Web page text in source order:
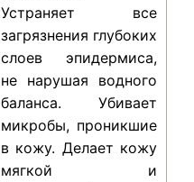
Устраняет все
загрязнения глубоких
слоев эпидермиса,
не нарушая водного
баланса. Убивает
микробы, проникшие
в кожу. Делает кожу
мягкой и